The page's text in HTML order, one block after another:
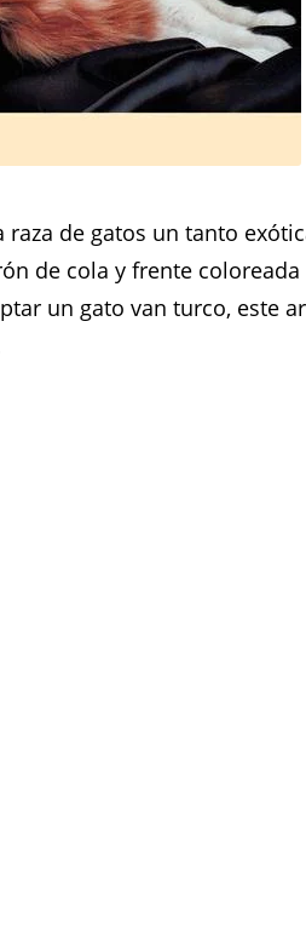
de gatos un tanto
de cola y frente
un gato van turco, este